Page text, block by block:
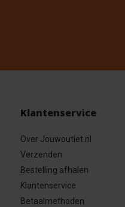
Klantenservice
Over Jouwoutlet.nl
Verzenden
Bestelling afhalen
Klantenservice
Betaalmethoden